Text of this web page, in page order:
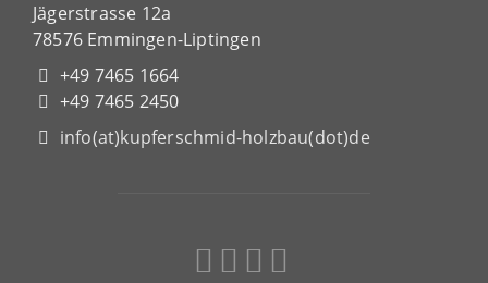
Jägerstrasse 12a
78576 Emmingen-Liptingen
+49 7465 1664
+49 7465 2450
info(at)kupferschmid-holzbau(dot)de